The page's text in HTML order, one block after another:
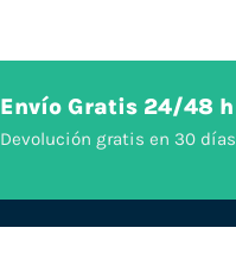
Envío Gratis 24/48 h
Devolución gratis en 30 días